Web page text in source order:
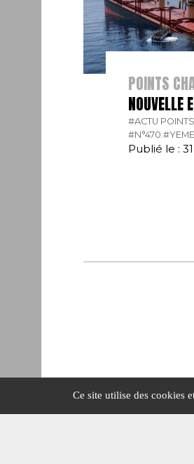
POINTS
NOUVELLE
#ACTU
#N°470.
Publié le :
Ce site utilise des cookies